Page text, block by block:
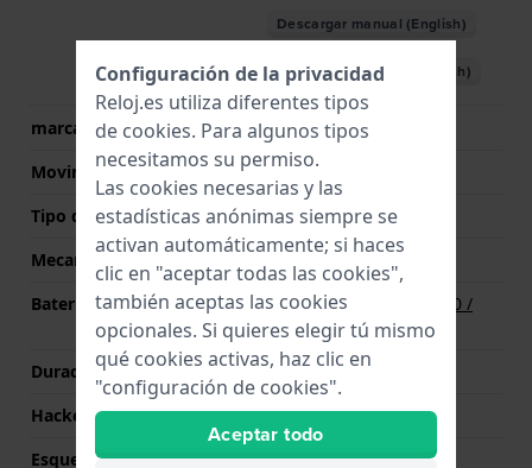
Descargar manual (English)
Descargar manual (Spanish)
marca del movimiento
Casio
Movimiento suizo
No
Tipo de pantalla
Analógico - digital
Mecanismo
Batería
Batería Renata R370 370 /
SR920W / SG6 / AG6
Duración de la batería
36 Meses
Hackeable
No
Esqueletizado
No
Configuración de la privacidad
Reloj.es utiliza diferentes tipos
de cookies. Para algunos tipos
necesitamos su permiso.
Las cookies necesarias y las
estadísticas anónimas siempre se
activan automáticamente; si haces
clic en "aceptar todas las cookies",
también aceptas las cookies
opcionales. Si quieres elegir tú mismo
qué cookies activas, haz clic en
"configuración de cookies".
Aceptar todo